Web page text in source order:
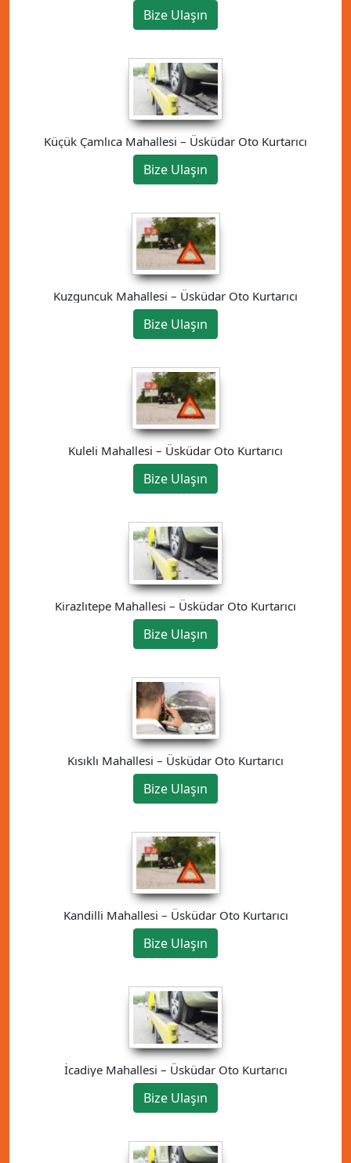
Bize Ulaşın
Küçük Çamlıca Mahallesi – Üsküdar Oto Kurtarıcı
Bize Ulaşın
Kuzguncuk Mahallesi – Üsküdar Oto Kurtarıcı
Bize Ulaşın
Kuleli Mahallesi – Üsküdar Oto Kurtarıcı
Bize Ulaşın
Kirazlıtepe Mahallesi – Üsküdar Oto Kurtarıcı
Bize Ulaşın
Kısıklı Mahallesi – Üsküdar Oto Kurtarıcı
Bize Ulaşın
Kandilli Mahallesi – Üsküdar Oto Kurtarıcı
Bize Ulaşın
İcadiye Mahallesi – Üsküdar Oto Kurtarıcı
Bize Ulaşın